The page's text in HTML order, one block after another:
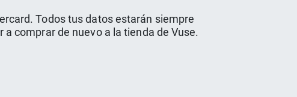
Todos tus datos estarán siempre
comprar de nuevo a la tienda de Vuse.